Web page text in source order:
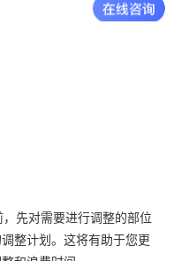
先对需要进行调整的部位
整计划。这将有助于您更